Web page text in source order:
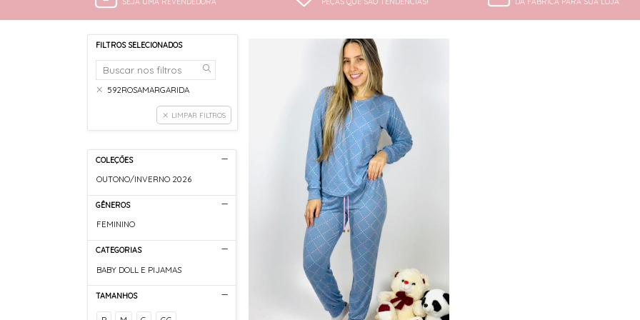
FILTROS SELECIONADOS
592ROSAMARGARIDA
LIMPAR FILTROS
COLEÇÕES
OUTONO/INVERNO 2026
GÊNEROS
FEMININO
CATEGORIAS
BABY DOLL E PIJAMAS
TAMANHOS